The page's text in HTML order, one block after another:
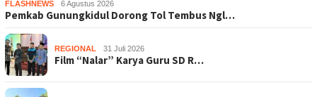
FLASHNEWS 6 Agustus 2026
Pemkab Gunungkidul Dorong Tol Tembus Ngl…
REGIONAL 31 Juli 2026
Film “Nalar” Karya Guru SD R…